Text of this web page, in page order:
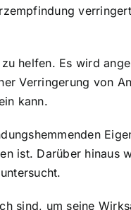
helfen. Es wird
Verringerung von
kann.
ist. Darüber hinaus
sind, um seine